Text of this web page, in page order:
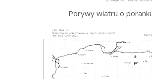
Porywy wiatru o